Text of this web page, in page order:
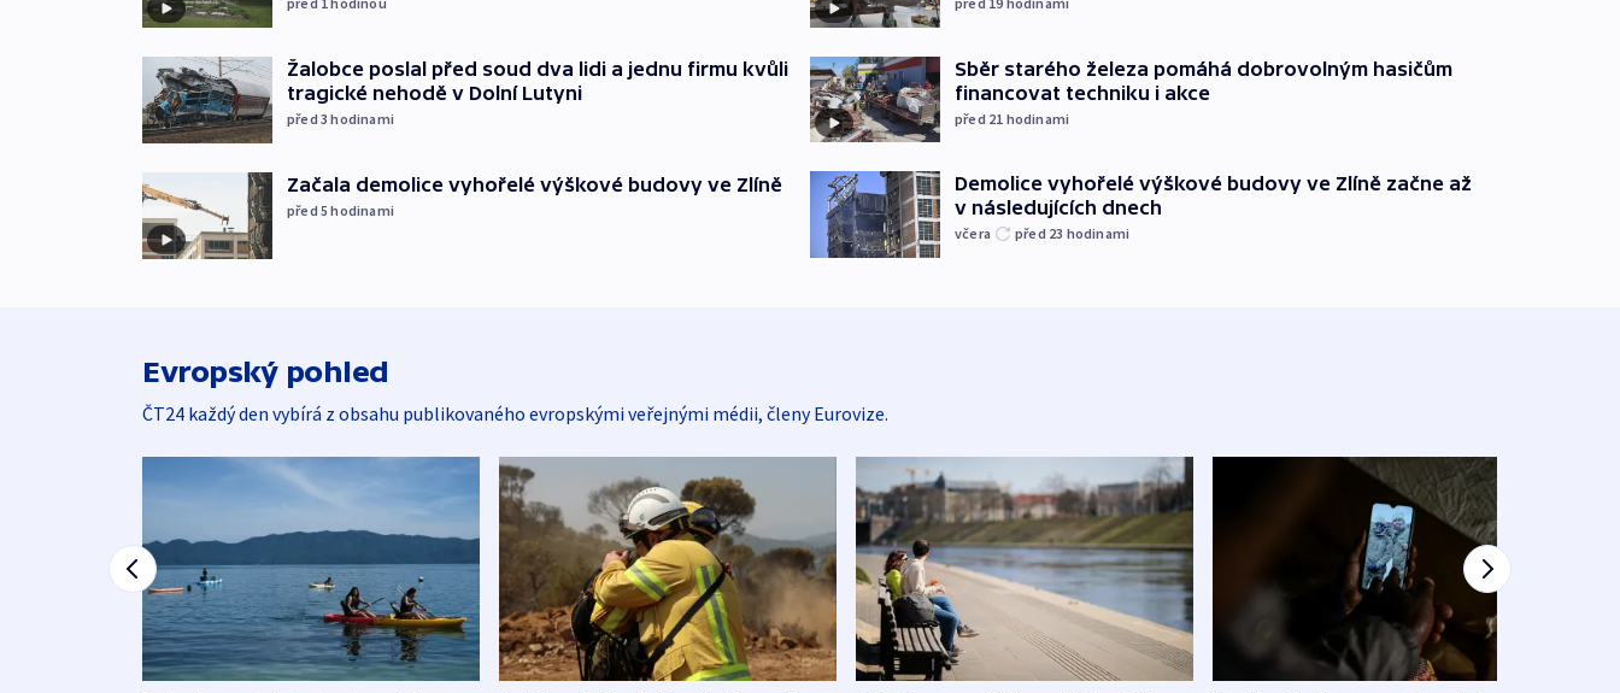
Žalobce poslal před soud dva lidi a jednu firmu kvůli
tragické nehodě v Dolní Lutyni
před 3hodinami
Začala demolice vyhořelé výškové budovy ve Zlíně
před 5hodinami
Sběr starého železa pomáhá dobrovolným hasičům
financovat techniku i akce
před 21 hodinami
Demolice vyhořelé výškové budovy ve Zlíně začne až
v následujících dnech
včera před 23 hodinami
Evropský pohled
ČT24 každý den vybírá z obsahu publikovaného evropskými veřejnými médii, členy Eurovize.